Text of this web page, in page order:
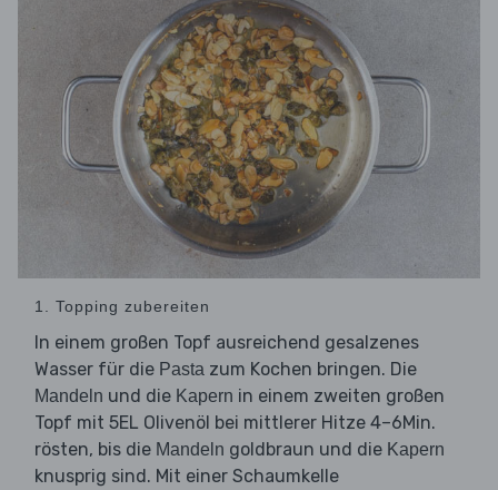
1. Topping zubereiten
In einem großen Topf ausreichend gesalzenes
Wasser für die Pasta zum Kochen bringen. Die
Mandeln und die Kapern in einem zweiten großen
Topf mit 5EL Olivenöl bei mittlerer Hitze 4–6Min.
rösten, bis die Mandeln goldbraun und die Kapern
knusprig sind. Mit einer Schaumkelle